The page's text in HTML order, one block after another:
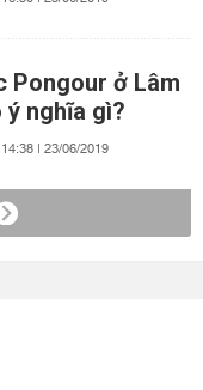
Pongour ở Lâm
nghĩa gì?
14:38 | 23/06/2019